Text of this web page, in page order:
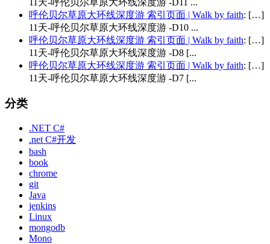
呼伦贝尔草原大环线深度游 索引页面 | Walk by faith: […]
11天-呼伦贝尔草原大环线深度游 -D10 ...
呼伦贝尔草原大环线深度游 索引页面 | Walk by faith: […]
11天-呼伦贝尔草原大环线深度游 -D8 [...
呼伦贝尔草原大环线深度游 索引页面 | Walk by faith: […]
11天-呼伦贝尔草原大环线深度游 -D7 [...
分类
.NET C#
.net C#开发
bash
book
chrome
git
Java
jenkins
Linux
mongodb
Mono